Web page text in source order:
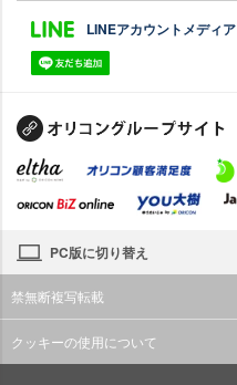
LINEアカウントメディア
PC版に切り替え
禁無断複写転載
クッキーの使用について